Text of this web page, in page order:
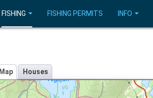
FISHING FISHING PERMITS INFO
Map Houses